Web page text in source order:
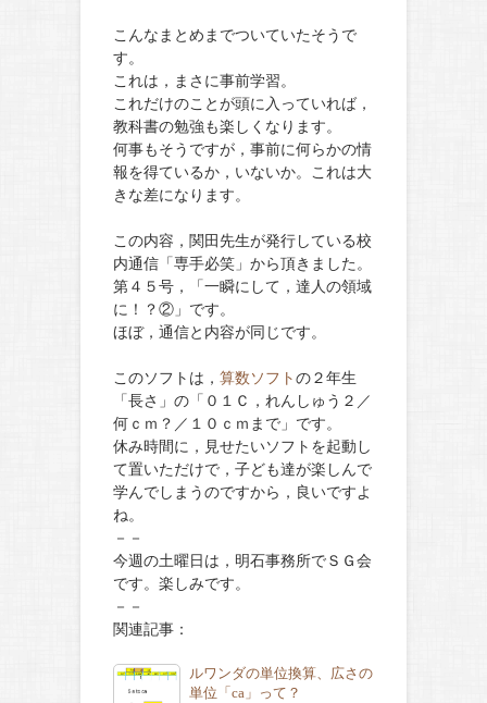
こんなまとめまでついていたそうで
す。
これは，まさに事前学習。
これだけのことが頭に入っていれば，
教科書の勉強も楽しくなります。
何事もそうですが，事前に何らかの情
報を得ているか，いないか。これは大
きな差になります。
この内容，関田先生が発行している校
内通信「専手必笑」から頂きました。
第４５号，「一瞬にして，達人の領域
に！？②」です。
ほぼ，通信と内容が同じです。
このソフトは， 算数ソフトの２年生
「長さ」の「０１Ｃ，れんしゅう２／
何ｃｍ？／１０ｃｍまで」です。
休み時間に，見せたいソフトを起動し
て置いただけで，子ども達が楽しんで
学んでしまうのですから，良いですよ
ね。
－－
今週の土曜日は，明石事務所でＳＧ会
です。楽しみです。
－－
関連記事：
ルワンダの単位換算、広さの
単位「ca」って？